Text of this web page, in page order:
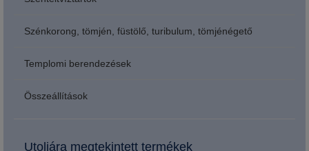
Szénkorong, tömjén, füstölő, turibulum, tömjénégető
Templomi berendezések
Összeállítások
Utoljára megtekintett termékek